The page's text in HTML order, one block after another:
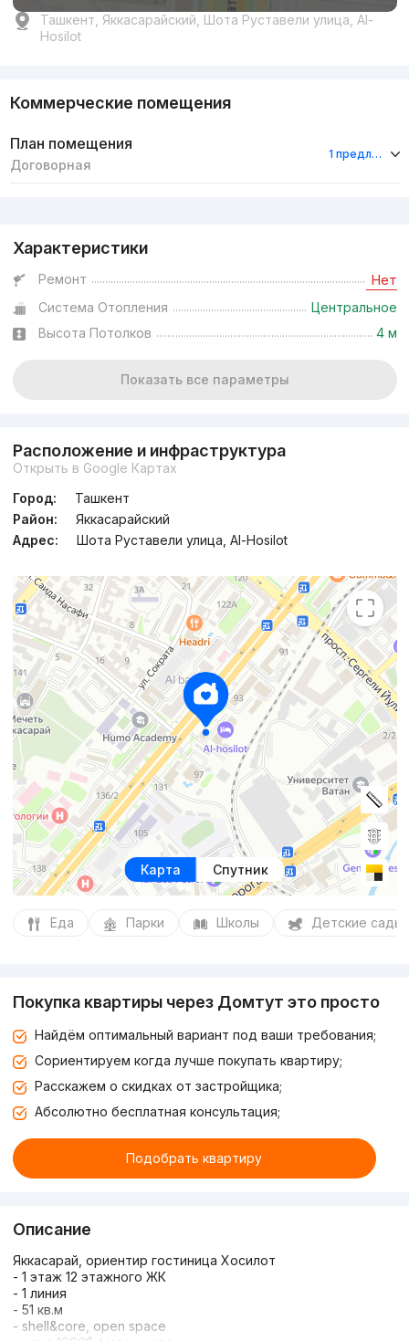
Ташкент, Яккасарайский, Шота Руставели улица, Al-
Hosilot
Коммерческие помещения
План помещения
Договорная
1 предложение
Характеристики
Ремонт Нет
Система Отопления
Центральное
Высота Потолков
4 м
Показать все параметры
Расположение и инфраструктура
Открыть в Google Картах
Город:
Ташкент
Район:
Яккасарайский
Адрес:
Шота Руставели улица, Al-Hosilot
Карта Спутник
Еда Парки Школы Детские сады
Покупка квартиры через Домтут это просто
Найдём оптимальный вариант под ваши требования;
Сориентируем когда лучше покупать квартиру;
Расскажем о скидках от застройщика;
Абсолютно бесплатная консультация;
Подобрать квартиру
Описание
Яккасарай, ориентир гостиница Хосилот
- 1 этаж 12 этажного ЖК
- 1 линия
- 51 кв.м
- shell&core, open space